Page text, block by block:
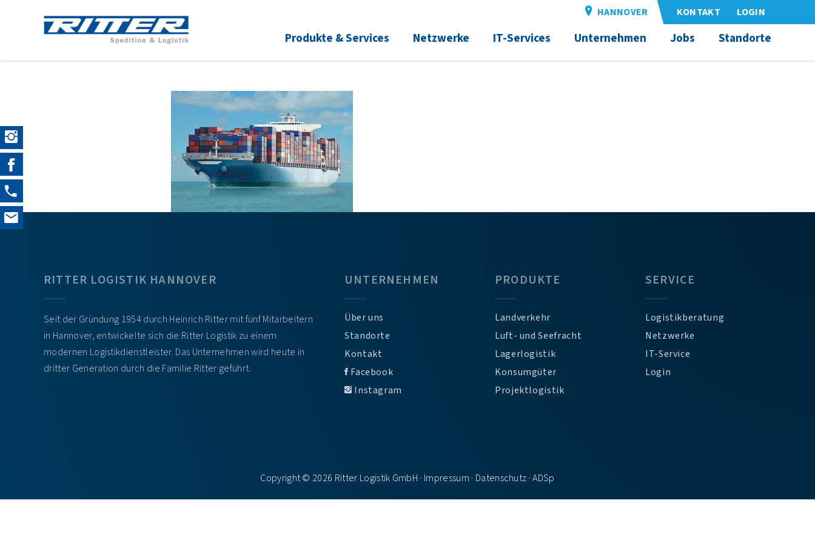
HANNOVER KONTAKT LOGIN
Produkte & Services Netzwerke IT-Services Unternehmen Jobs Standorte
RITTER LOGISTIK HANNOVER
Seit der Gründung 1954 durch Heinrich Ritter mit fünf Mitarbeitern
in Hannover, entwickelte sich die Ritter Logistik zu einem
modernen Logistikdienstleister. Das Unternehmen wird heute in
dritter Generation durch die Familie Ritter geführt.
UNTERNEHMEN
Über uns
Standorte
Kontakt
Facebook
Instagram
PRODUKTE
Landverkehr
Luft- und Seefracht
Lagerlogistik
Konsumgüter
Projektlogistik
SERVICE
Logistikberatung
Netzwerke
IT-Service
Login
Copyright © 2026 Ritter Logistik GmbH · Impressum · Datenschutz ·ADSp